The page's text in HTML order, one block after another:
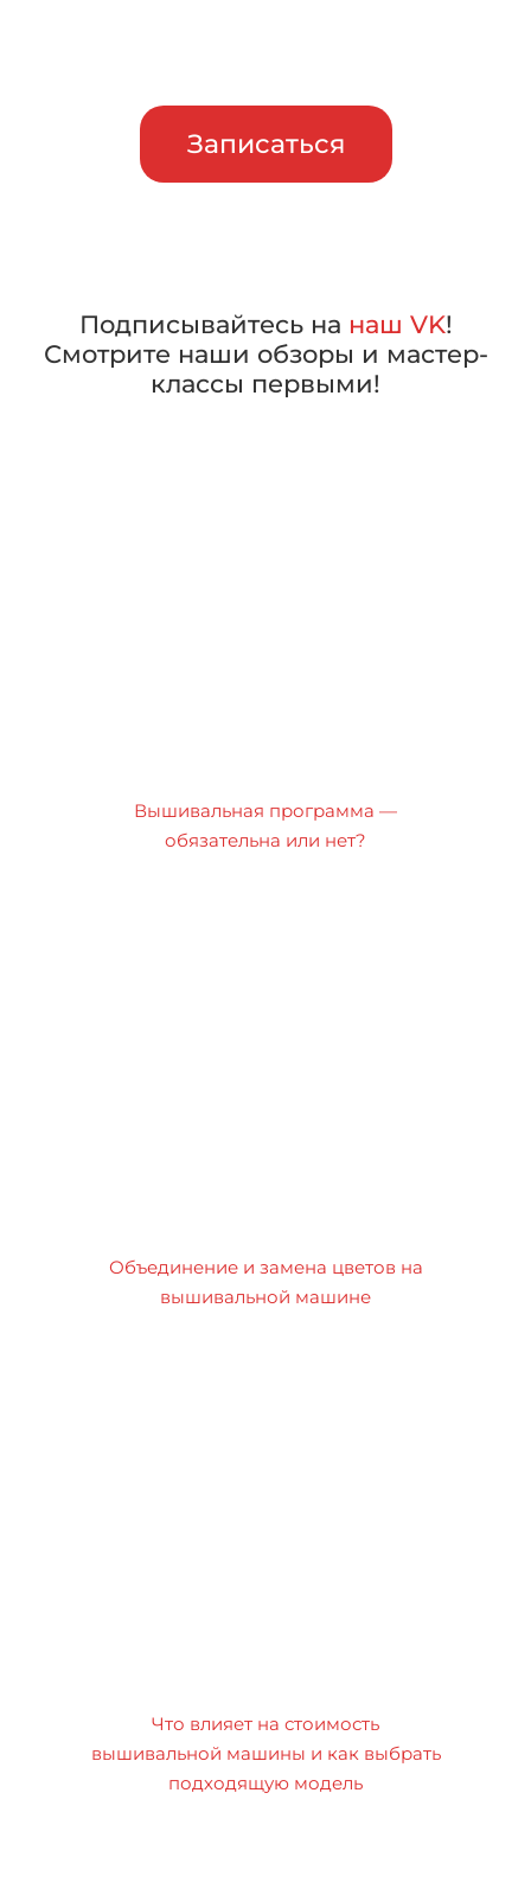
Записаться
Подписывайтесь на наш VK!
Смотрите наши обзоры и мастер-
классы первыми!
Вышивальная программа —
обязательна или нет?
Объединение и замена цветов на
вышивальной машине
Что влияет на стоимость
вышивальной машины и как выбрать
подходящую модель